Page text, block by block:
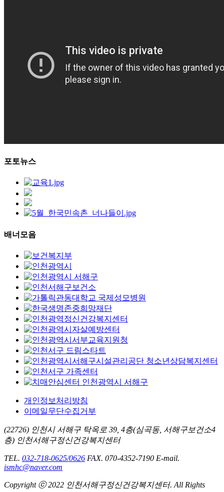
포토뉴스
배너모음
개인정보처리방침
이메일무단수집거부
(22726) 인천시 서해구 탁옥로 39, 4층(심곡동, 서해구보건소4
층) 인천서해구정신건강복지센터
TEL. 032-718-0625/0626 FAX. 070-4352-7190 E-mail.
ismhc@naver.com
Copyright ⓒ 2022 인천서해구정신건강복지센터. All Rights